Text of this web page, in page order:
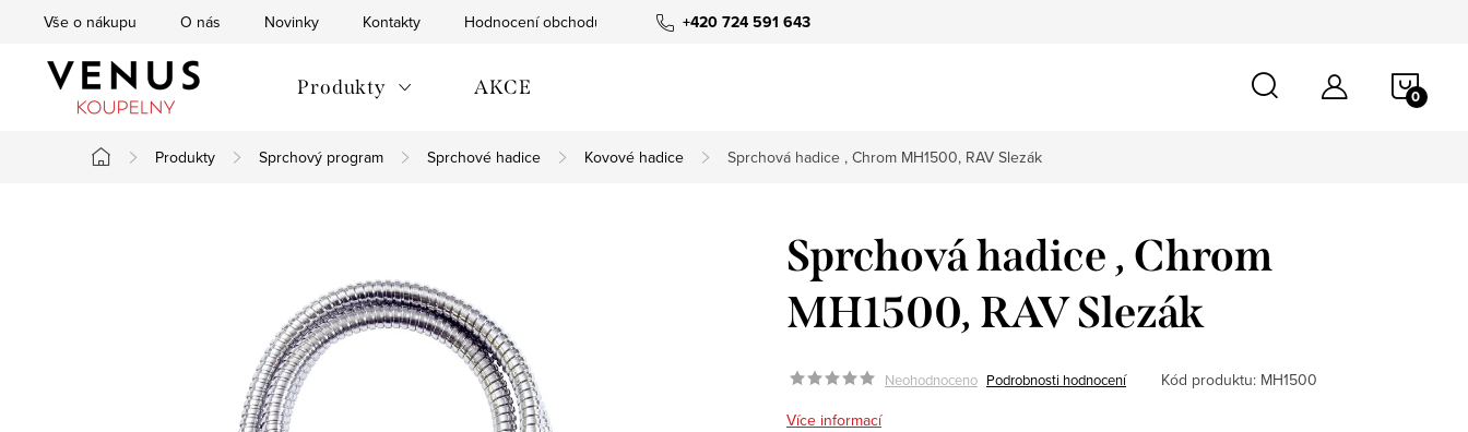
+420 724 591 643
Vše o nákupu O nás Novinky Kontakty Hodnocení obchodu
Produkty AKCE
Domů
Produkty Sprchový program Sprchové hadice Kovové hadice Sprchová hadice , Chrom MH1500, RAV Slezák
Sprchová hadice , Chrom
MH1500, RAV Slezák
Neohodnoceno Podrobnosti hodnocení Kód produktu: MH1500
Více informací